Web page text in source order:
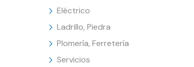
Eléctrico
Ladrillo, Piedra
Plomería, Ferretería
Servicios